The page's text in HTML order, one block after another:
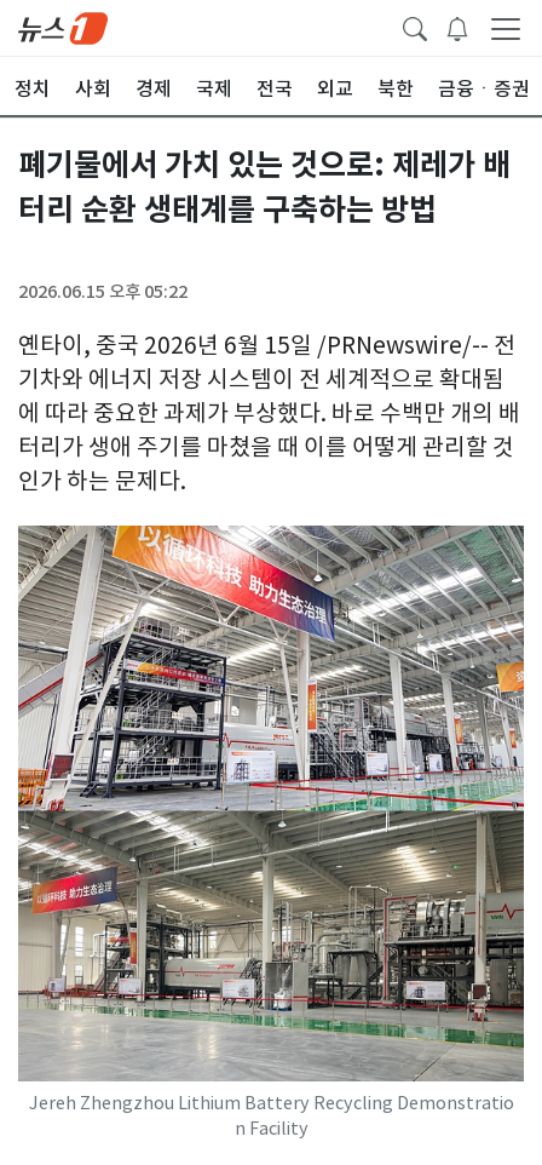
정치 사회 경제 국제 전국 외교 북한 금융ㆍ증권
폐기물에서 가치 있는 것으로: 제레가 배
터리 순환 생태계를 구축하는 방법
2026.06.15 오후 05:22
옌타이, 중국 2026년 6월 15일 /PRNewswire/-- 전
기차와 에너지 저장 시스템이 전 세계적으로 확대됨
에 따라 중요한 과제가 부상했다. 바로 수백만 개의 배
터리가 생애 주기를 마쳤을 때 이를 어떻게 관리할 것
인가 하는 문제다.
Jereh Zhengzhou Lithium Battery Recycling Demonstratio
n Facility